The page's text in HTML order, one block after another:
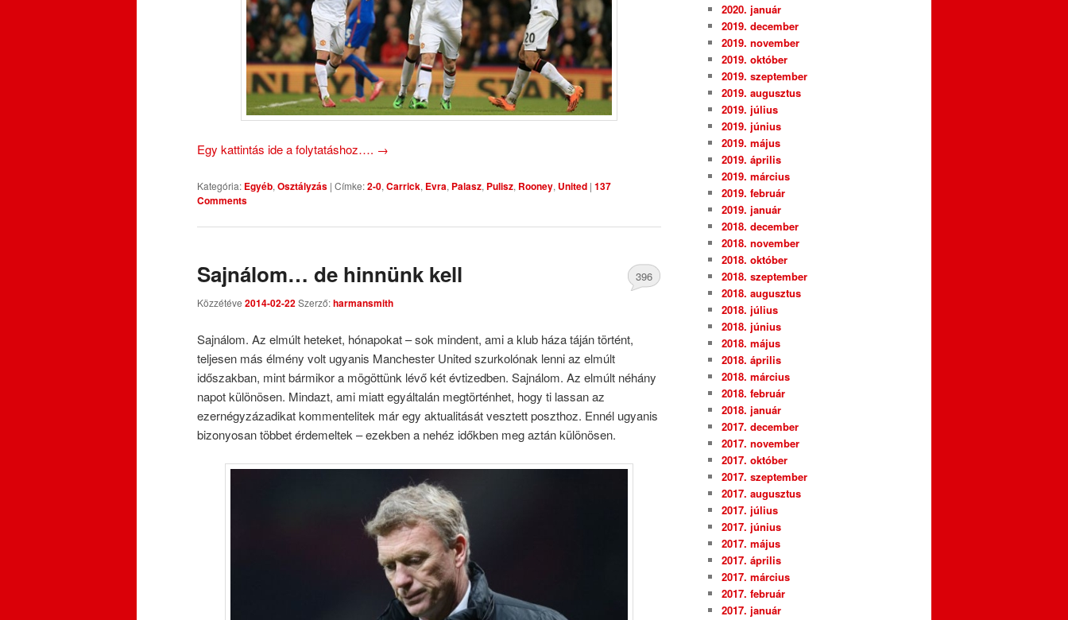
Egy kattintás ide a folytatáshoz…. →
Kategória: Egyéb, Osztályzás | Címke:2-0, Carrick, Evra, Palasz, Pulisz, Rooney, United | 137
Comments
Sajnálom… de hinnünk kell
Közzétéve 2014-02-22Szerző:harmansmith
396
Sajnálom. Az elmúlt heteket, hónapokat – sok mindent, ami a klub háza táján történt,
teljesen más élmény volt ugyanis Manchester United szurkolónak lenni az elmúlt
időszakban, mint bármikor a mögöttünk lévő két évtizedben. Sajnálom. Az elmúlt néhány
napot különösen. Mindazt, ami miatt egyáltalán megtörténhet, hogy ti lassan az
ezernégyzázadikat kommentelitek már egy aktualitását vesztett poszthoz. Ennél ugyanis
bizonyosan többet érdemeltek – ezekben a nehéz időkben meg aztán különösen.
2020. január
2019. december
2019. november
2019. október
2019. szeptember
2019. augusztus
2019. július
2019. június
2019. május
2019. április
2019. március
2019. február
2019. január
2018. december
2018. november
2018. október
2018. szeptember
2018. augusztus
2018. július
2018. június
2018. május
2018. április
2018. március
2018. február
2018. január
2017. december
2017. november
2017. október
2017. szeptember
2017. augusztus
2017. július
2017. június
2017. május
2017. április
2017. március
2017. február
2017. január